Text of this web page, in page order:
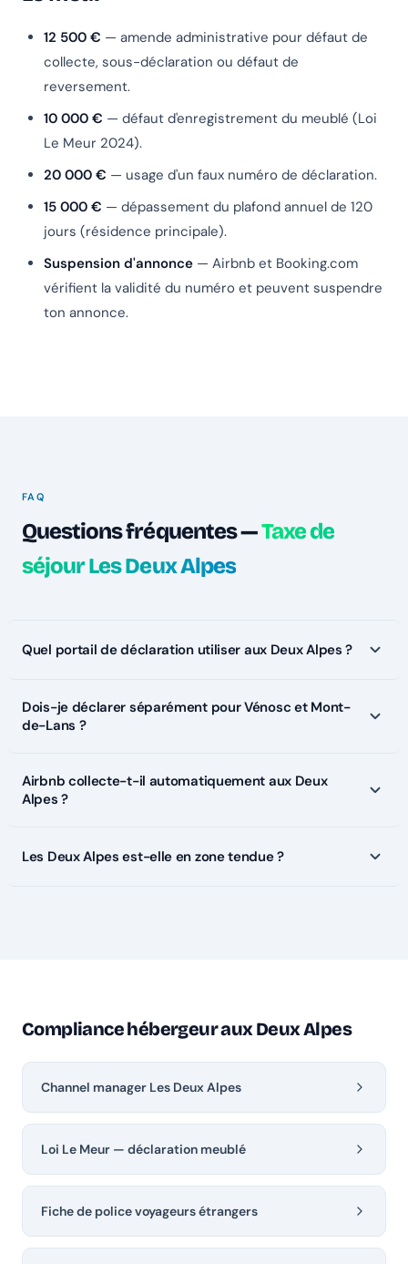
12 500 € — amende administrative pour défaut de
collecte, sous-déclaration ou défaut de
reversement.
10 000 € — défaut d'enregistrement du meublé (Loi
Le Meur 2024).
20 000 € — usage d'un faux numéro de déclaration.
15 000 € — dépassement du plafond annuel de 120
jours (résidence principale).
Suspension d'annonce — Airbnb et Booking.com
vérifient la validité du numéro et peuvent suspendre
ton annonce.
FAQ
Questions fréquentes —Taxe de
séjour Les Deux Alpes
Quel portail de déclaration utiliser aux Deux Alpes ?
Dois-je déclarer séparément pour Vénosc et Mont-
de-Lans ?
Airbnb collecte-t-il automatiquement aux Deux
Alpes ?
Les Deux Alpes est-elle en zone tendue ?
Compliance hébergeur aux Deux Alpes
Channel manager Les Deux Alpes
Loi Le Meur — déclaration meublé
Fiche de police voyageurs étrangers